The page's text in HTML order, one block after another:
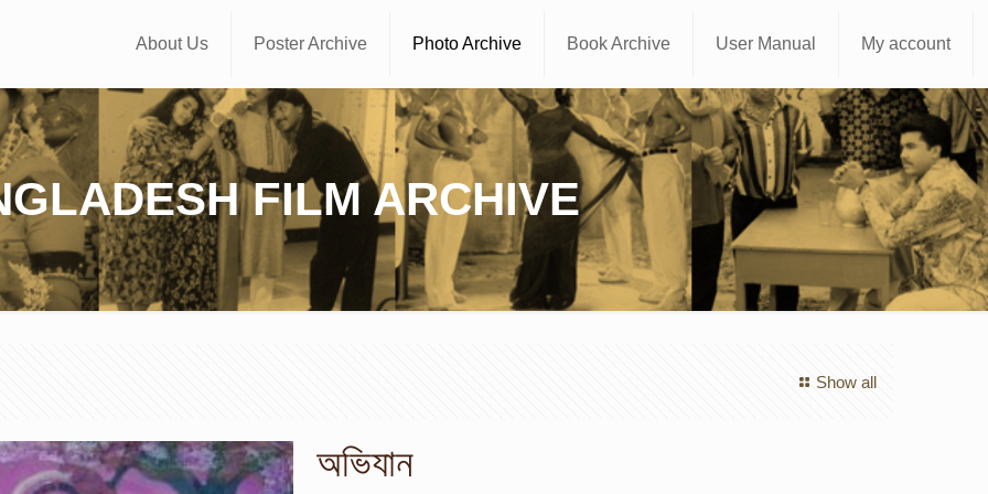
About Us Poster Archive Photo Archive Book Archive User Manual My account
FILM ARCHIVE
Show all
অভিযান